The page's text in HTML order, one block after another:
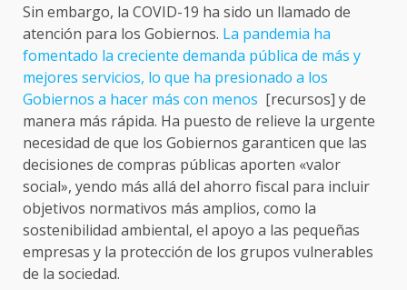
Sin embargo, la COVID-19 ha sido un llamado de
atención para los Gobiernos. La pandemia ha
fomentado la creciente demanda pública de más y
mejores servicios, lo que ha presionado a los
Gobiernos a hacer más con menos [recursos] y de
manera más rápida. Ha puesto de relieve la urgente
necesidad de que los Gobiernos garanticen que las
decisiones de compras públicas aporten «valor
social», yendo más allá del ahorro fiscal para incluir
objetivos normativos más amplios, como la
sostenibilidad ambiental, el apoyo a las pequeñas
empresas y la protección de los grupos vulnerables
de la sociedad.